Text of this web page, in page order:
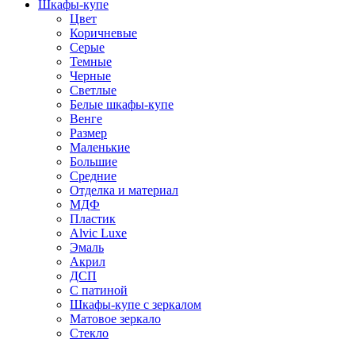
Шкафы-купе
Цвет
Коричневые
Серые
Темные
Черные
Светлые
Белые шкафы-купе
Венге
Размер
Маленькие
Большие
Средние
Отделка и материал
МДФ
Пластик
Alvic Luxe
Эмаль
Акрил
ДСП
С патиной
Шкафы-купе с зеркалом
Матовое зеркало
Стекло